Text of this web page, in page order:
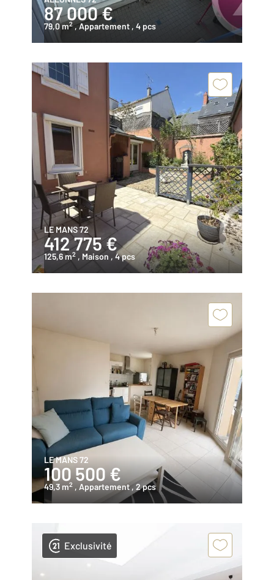
87 000 €
79,0 m2 , Appartement , 4 pcs
LE MANS 72
412 775 €
125,6 m2 , Maison , 4 pcs
LE MANS 72
100 500 €
49,3 m2 , Appartement , 2 pcs
Exclusivité